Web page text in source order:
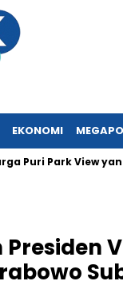
EKONOMI
View yang